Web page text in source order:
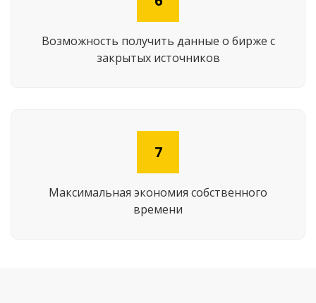
Возможность получить данные о бирже с
закрытых источников
7
Максимальная экономия собственного
времени